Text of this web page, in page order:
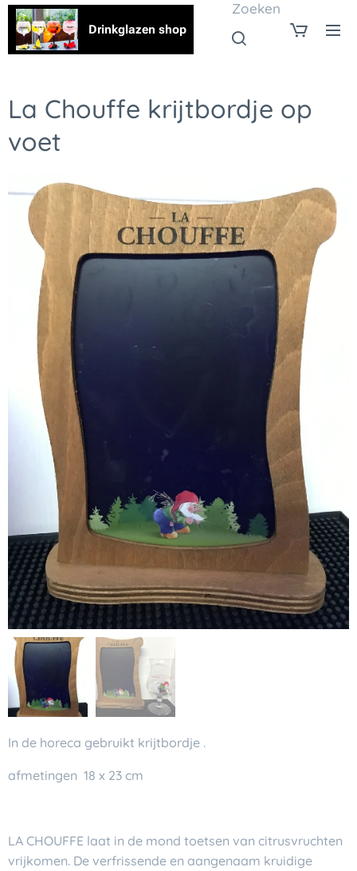
Drinkglazen shop
Zoeken
La Chouffe krijtbordje op
voet
In de horeca gebruikt krijtbordje .
afmetingen 18 x 23 cm
LA CHOUFFE laat in de mond toetsen van citrusvruchten
vrijkomen. De verfrissende en aangenaam kruidige